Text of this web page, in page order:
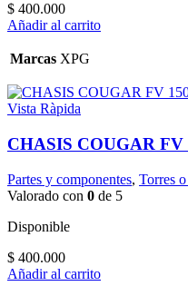
$ 400.000
Añadir al carrito
Marcas XPG
Vista Ràpida
CHASIS COUGAR
Partes y componentes, Torres
Valorado con 0 de 5
Disponible
$ 400.000
Añadir al carrito